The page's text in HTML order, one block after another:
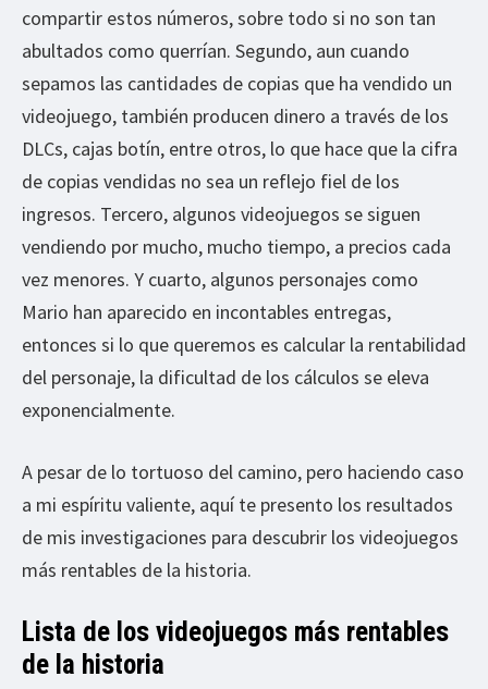
compartir estos números, sobre todo si no son tan
abultados como querrían. Segundo, aun cuando
sepamos las cantidades de copias que ha vendido un
videojuego, también producen dinero a través de los
DLCs, cajas botín, entre otros, lo que hace que la cifra
de copias vendidas no sea un reflejo fiel de los
ingresos. Tercero, algunos videojuegos se siguen
vendiendo por mucho, mucho tiempo, a precios cada
vez menores. Y cuarto, algunos personajes como
Mario han aparecido en incontables entregas,
entonces si lo que queremos es calcular la rentabilidad
del personaje, la dificultad de los cálculos se eleva
exponencialmente.
A pesar de lo tortuoso del camino, pero haciendo caso
a mi espíritu valiente, aquí te presento los resultados
de mis investigaciones para descubrir los videojuegos
más rentables de la historia.
Lista de los videojuegos más rentables
de la historia